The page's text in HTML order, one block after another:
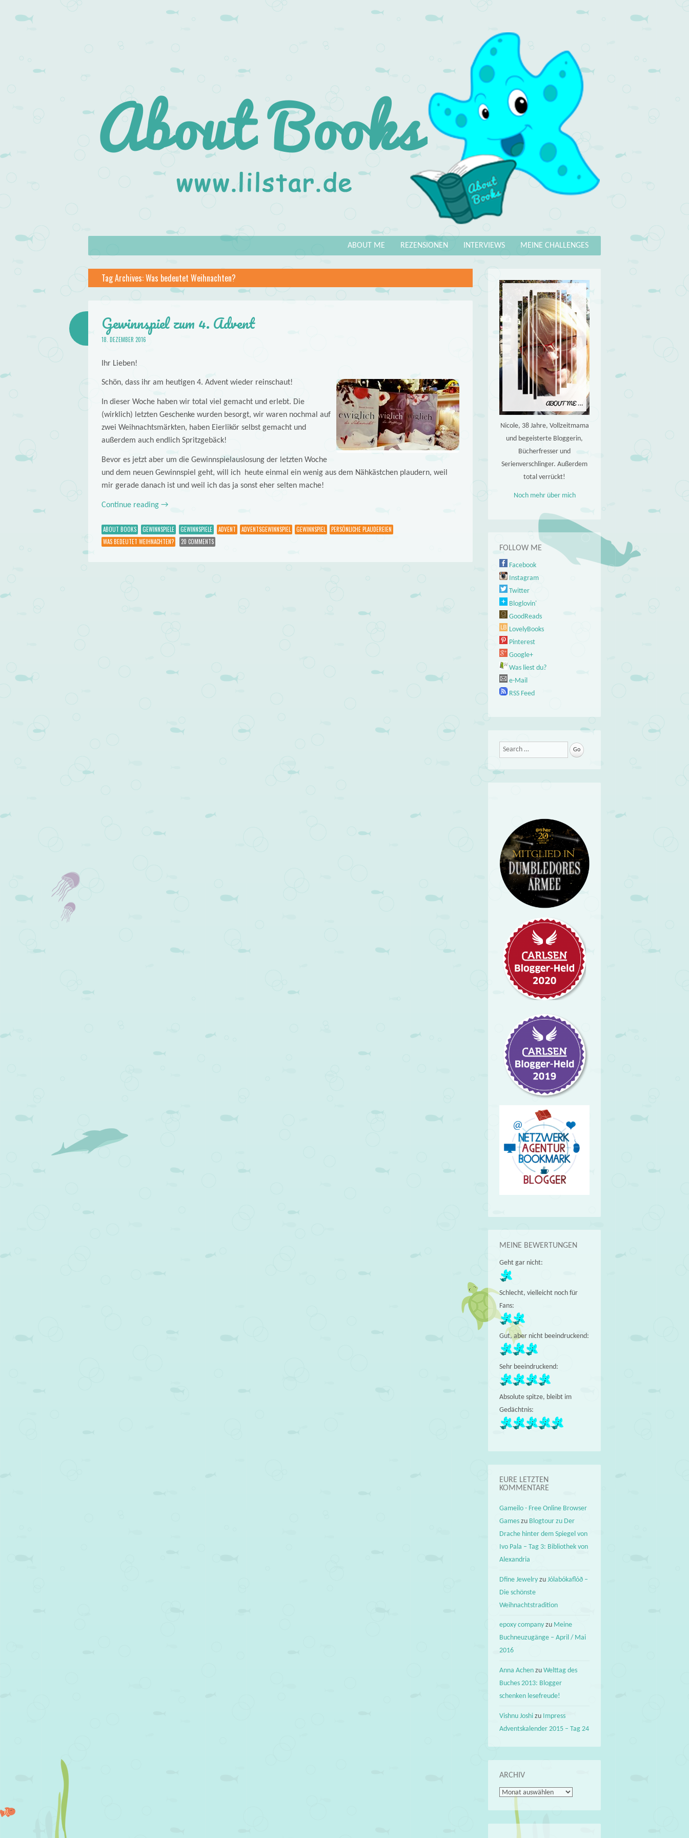
About
Books
Menu MEINE CHALLENGES
INTERVIEWS
REZENSIONEN
ABOUT ME
Tag Archives:Was bedeutet Weihnachten?
Gewinnspiel zum 4. Advent
18. DEZEMBER 2016
Ihr Lieben!
Schön, dass ihr am heutigen 4. Advent wieder reinschaut!
In dieser Woche haben wir total viel gemacht und erlebt. Die
(wirklich) letzten Geschenke wurden besorgt, wir waren nochmal auf
zwei Weihnachtsmärkten, haben Eierlikör selbst gemacht und
außerdem auch endlich Spritzgebäck!
Bevor es jetzt aber um die Gewinnspielauslosung der letzten Woche
und dem neuen Gewinnspiel geht, will ich heute einmal ein wenig aus dem Nähkästchen plaudern, weil
mir gerade danach ist und weil ich das ja sonst eher selten mache!
Continue reading →
ABOUT BOOKS GEWINNSPIELE GEWINNSPIELE ADVENT ADVENTSGEWINNSPIEL GEWINNSPIEL
PERSÖNLICHE PLAUDEREIEN
WAS BEDEUTET WEIHNACHTEN?
20 COMMENTS
Post navigation
Nicole, 38 Jahre, Vollzeitmama
und begeisterte Bloggerin,
Bücherfresser und
Serienverschlinger. Außerdem
total verrückt!
Noch mehr über mich
FOLLOW ME
Facebook
Instagram
Twitter
Bloglovin'
GoodReads
LovelyBooks
Pinterest
Google+
Was liest du?
e-Mail
RSS Feed
Search
MEINE BEWERTUNGEN
Geht gar nicht:
Schlecht, vielleicht noch für
Fans:
Gut, aber nicht beeindruckend:
Sehr beeindruckend:
Absolute spitze, bleibt im
Gedächtnis:
EURE LETZTEN
KOMMENTARE
Gameilo - Free Online Browser
Games zu Blogtour zu Der
Drache hinter dem Spiegel von
Ivo Pala – Tag 3: Bibliothek von
Alexandria
Dfine Jewelry zuJólabókaflóð –
Die schönste
Weihnachtstradition
epoxy company zu Meine
Buchneuzugänge – April / Mai
2016
Anna Achen zuWelttag des
Buches 2013: Blogger
schenken lesefreude!
Vishnu Joshi zu Impress
Adventskalender 2015 – Tag 24
ARCHIV
Archiv